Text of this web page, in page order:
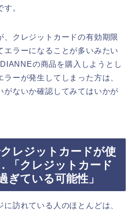
。
、クレジットカードの有効期限
エラーになることが多いみたい
の商品を購入しようとし
ーが発生してしまった方は、
がないか確認してみてはいかが
レジットカードが使
「クレジットカード
ぎている可能性」
訪れている人のほとんどは、